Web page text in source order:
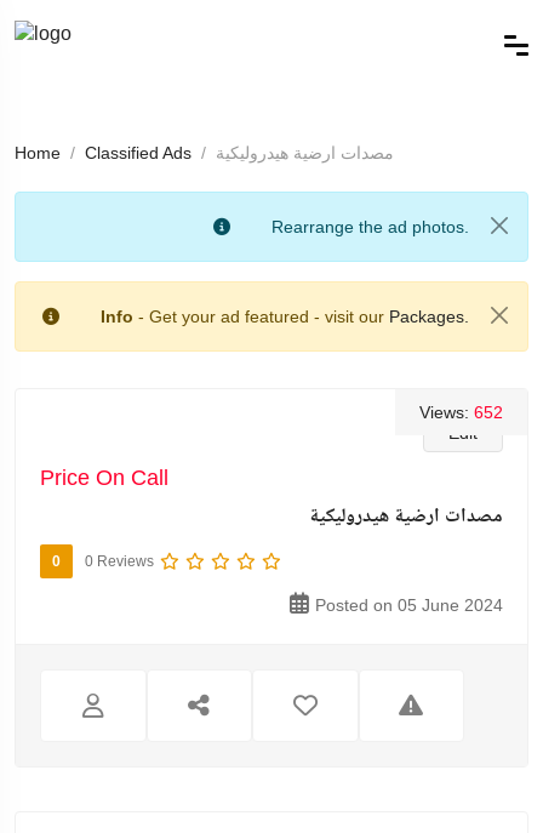
Home Classified Ads مصدات ارضية هيدروليكية
Rearrange the ad photos.
Info - Get your ad featured - visit our Packages.
Edit
Views: 652
Price On Call
مصدات ارضية هيدروليكية
0 0 Reviews
Posted on 05 June 2024